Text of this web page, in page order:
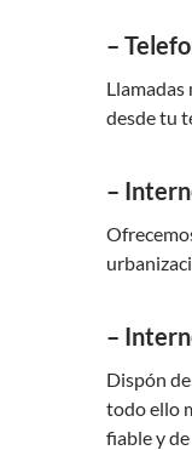
–
Llamadas
desde tu
–
–
Dispón
todo ello
fiable y